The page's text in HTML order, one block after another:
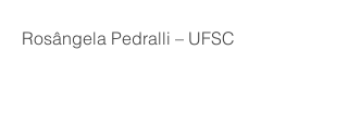
Rosângela Pedralli – UFSC